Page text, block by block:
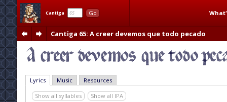
Cantiga Go
Cantiga 65: A creer devemos que todo pecado
Lyrics Music Resources
Show all syllables
Show all IPA